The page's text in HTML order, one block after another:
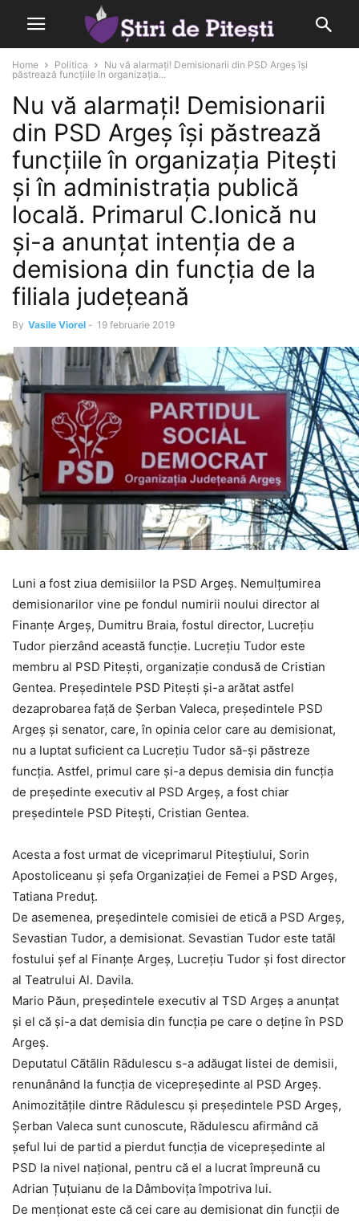
Home Politica
Nu vă alarmați! Demisionarii din PSD Argeș își
păstrează funcțiile în organizația...
Nu vă alarmați! Demisionarii
din PSD Argeș își păstrează
funcțiile în organizația Pitești
și în administrația publică
locală. Primarul C.Ionică nu
și-a anunțat intenția de a
demisiona din funcția de la
filiala județeană
By Vasile Viorel - 19 februarie 2019
Luni a fost ziua demisiilor la PSD Argeș. Nemulțumirea
demisionarilor vine pe fondul numirii noului director al
Finanțe Argeș, Dumitru Braia, fostul director, Lucrețiu
Tudor pierzând această funcție. Lucrețiu Tudor este
membru al PSD Pitești, organizație condusă de Cristian
Gentea. Președintele PSD Pitești și-a arătat astfel
dezaprobarea față de Șerban Valeca, președintele PSD
Argeș și senator, care, în opinia celor care au demisionat,
nu a luptat suficient ca Lucrețiu Tudor să-și păstreze
funcția. Astfel, primul care și-a depus demisia din funcția
de preşedinte executiv al PSD Argeş, a fost chiar
președintele PSD Pitești, Cristian Gentea.
Acesta a fost urmat de viceprimarul Piteştiului, Sorin
Apostoliceanu și şefa Organizaţiei de Femei a PSD Argeş,
Tatiana Preduţ.
De asemenea, preşedintele comisiei de eticã a PSD Argeş,
Sevastian Tudor, a demisionat. Sevastian Tudor este tatăl
fostului șef al Finanțe Argeș, Lucrețiu Tudor și fost director
al Teatrului Al. Davila.
Mario Păun, președintele executiv al TSD Argeș a anunţat
și el că și-a dat demisia din funcţia pe care o deţine în PSD
Argeş.
Deputatul Cãtãlin Rãdulescu s-a adăugat listei de demisii,
renunânând la funcția de vicepreşedinte al PSD Argeş.
Animozitățile dintre Rădulescu și președintele PSD Argeș,
Șerban Valeca sunt cunoscute, Rădulescu afirmând că
șeful lui de partid a pierdut funcția de vicepreşedinte al
PSD la nivel naţional, pentru că el a lucrat împreună cu
Adrian Țuțuianu de la Dâmbovița împotriva lui.
De menționat este că cei care au demisionat din funcții de